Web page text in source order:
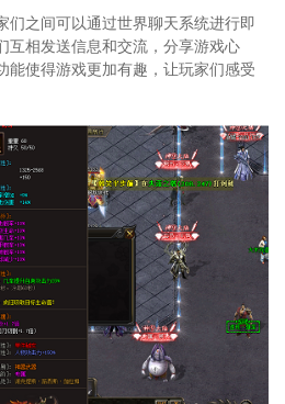
们之间可以通过世界聊天系统进行即
互相发送信息和交流，分享游戏心
能使得游戏更加有趣，让玩家们感受